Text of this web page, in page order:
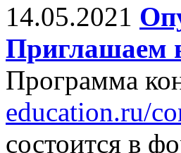
14.05.2021
Приглашаем
Программа
education.ru/
состоится в